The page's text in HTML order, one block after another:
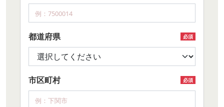
都道府県 必須
市区町村 必須